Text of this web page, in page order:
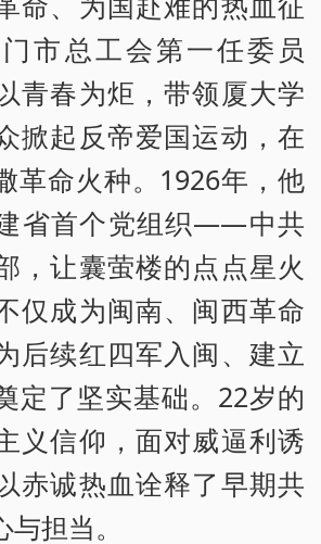
市总工会第一任委员
青春为炬，带领厦大学
掀起反帝爱国运动，在
革命火种。1926年，他
省首个党组织——中共
，让囊萤楼的点点星火
仅成为闽南、闽西革命
后续红四军入闽、建立
定了坚实基础。22岁的
义信仰，面对威逼利诱
赤诚热血诠释了早期共
担当。